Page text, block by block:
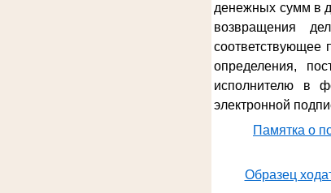
денежных сумм в
возвращения
соответствующее
определения,
исполнителю в
электронной
Памятка о
Образец